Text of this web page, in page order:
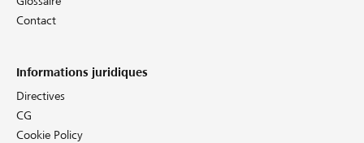
Contact
Informations juridiques
Directives
CG
Cookie Policy